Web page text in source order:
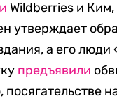
Wildberries и
утверждает
а его
предъявили
посягательстве